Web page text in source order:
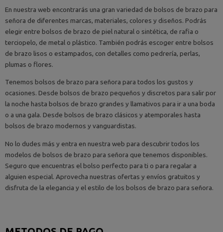
En nuestra web encontrarás una gran variedad de bolsos de brazo para
señora de diferentes marcas, materiales, colores y diseños. Podrás
elegir entre bolsos de brazo de piel natural o sintética, de rafia o
terciopelo, de metal o plástico. También podrás escoger entre bolsos
de brazo lisos o estampados, con detalles como pedrería, perlas,
plumas o flores.
Tenemos bolsos de brazo para señora para todos los gustos y
ocasiones. Desde bolsos de brazo pequeños y discretos para salir por
la noche hasta bolsos de brazo grandes y llamativos para ir a una boda
o a una gala. Desde bolsos de brazo clásicos y atemporales hasta
bolsos de brazo modernos y vanguardistas.
No lo dudes más y entra en nuestra web para descubrir todos los
modelos de bolsos de brazo para señora que tenemos disponibles.
Seguro que encuentras el bolso perfecto para ti o para regalar a
alguien especial. Aprovecha nuestras ofertas y envíos gratuitos y
disfruta de la elegancia y el estilo de los bolsos de brazo para señora.